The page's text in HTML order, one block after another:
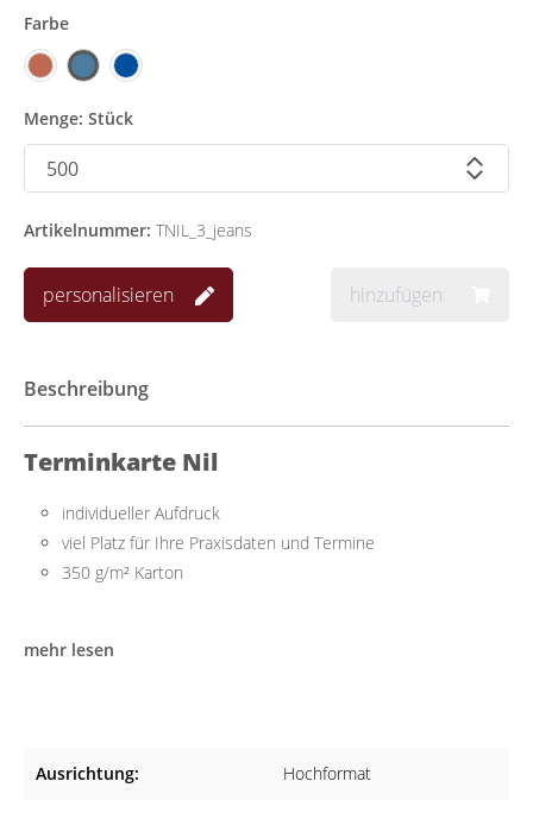
Farbe
Menge: Stück
Artikelnummer: TNIL_3_jeans
personalisieren hinzufügen
Beschreibung
Terminkarte Nil
individueller Aufdruck
viel Platz für Ihre Praxisdaten und Termine
350 g/m² Karton
Die Terminkarte im DIN A7-Format lässt sich einfach beschriften
mehr lesen
Ausrichtung: Hochformat